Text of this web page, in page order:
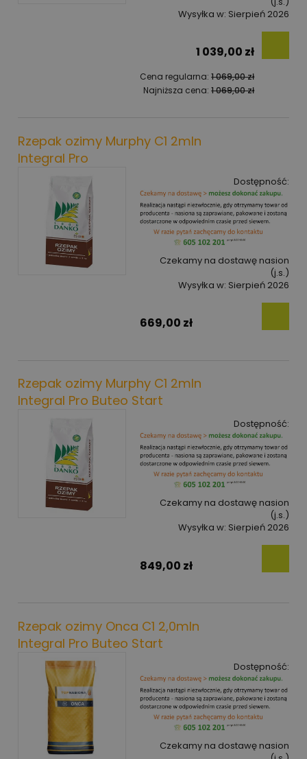
Wysyłka w: Sierpień 2026
1 039,00 zł
Cena regularna:1 069,00 zł
Najniższa cena:1 069,00 zł
Rzepak ozimy Murphy C1 2mln
Integral Pro
Dostępność:
Czekamy na dostawę nasion
(j.s.)
Wysyłka w: Sierpień 2026
669,00 zł
Rzepak ozimy Murphy C1 2mln
Integral Pro Buteo Start
Dostępność:
Czekamy na dostawę nasion
(j.s.)
Wysyłka w: Sierpień 2026
849,00 zł
Rzepak ozimy Onca C1 2,0mln
Integral Pro Buteo Start
Dostępność:
Czekamy na dostawę nasion